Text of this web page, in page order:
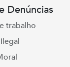
Denúncias
trabalho